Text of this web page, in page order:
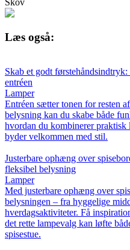
Læs også:
Skab et godt
entréen
Lamper
Entréen sætter tonen for resten
belysning kan du skabe både
hvordan du kombinerer praktisk
byder velkommen med stil.
Justerbare ophæng over
fleksibel belysning
Lamper
Med justerbare ophæng over
belysningen – fra hyggelige
hverdagsaktiviteter. Få
det rette lampevalg kan løfte
spisestue.